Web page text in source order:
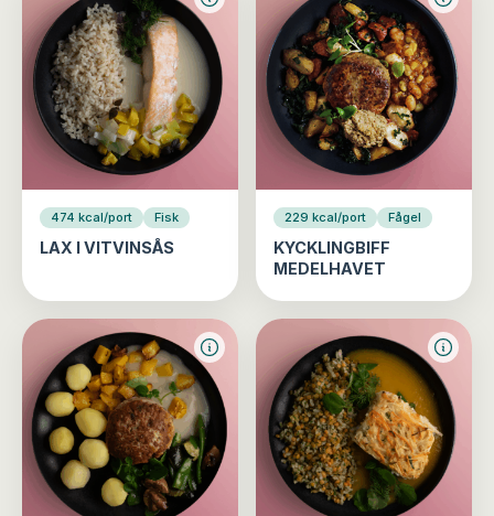
474 kcal/port Fisk
LAX I VITVINSÅS
229 kcal/port Fågel
KYCKLINGBIFF
MEDELHAVET